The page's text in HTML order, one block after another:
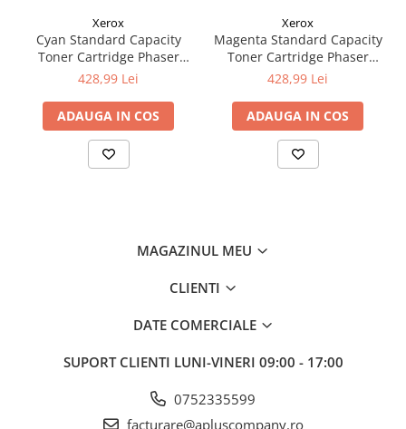
Xerox
Cyan Standard Capacity
Toner Cartridge Phaser
6510/WorkCentre 6515
428,99 Lei
ADAUGA IN COS
Xerox
Magenta Standard Capacity
Toner Cartridge Phaser
6510/WorkCentre 6515
428,99 Lei
ADAUGA IN COS
MAGAZINUL MEU
CLIENTI
DATE COMERCIALE
SUPORT CLIENTI LUNI-VINERI 09:00 - 17:00
0752335599
facturare@apluscompany.ro